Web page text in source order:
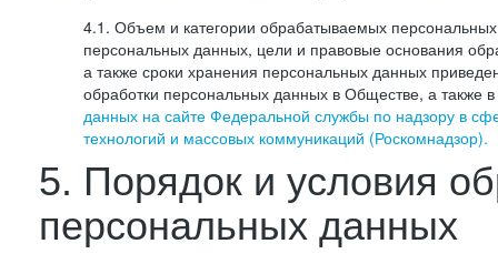
4.1. Объем и категории обрабатываемых персональных
персональных данных, цели и правовые основания
а также сроки хранения персональных данных
обработки персональных данных в Обществе, а также в
данных на сайте Федеральной службы по надзору в
технологий и массовых коммуникаций (Роскомнадзор).
5. Порядок и условия
персональных данных